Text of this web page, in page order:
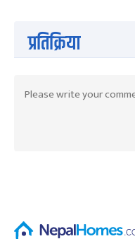
प्रतिक्रिया